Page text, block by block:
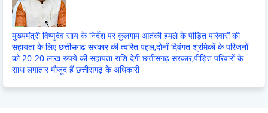
मुख्यमंत्री विष्णुदेव साय के निर्देश पर कुलगाम आतंकी हमले के पीड़ित परिवारों की
सहायता के लिए छत्तीसगढ़ सरकार की त्वरित पहल,दोनों दिवंगत श्रमिकों के परिजनों
को 20-20 लाख रुपये की सहायता राशि देगी छत्तीसगढ़ सरकार,पीड़ित परिवारों के
साथ लगातार मौजूद हैं छत्तीसगढ़ के अधिकारी